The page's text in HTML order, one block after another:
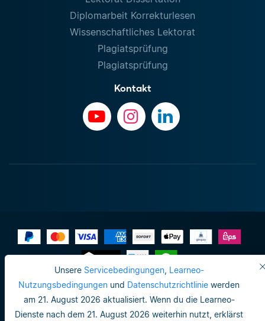
Unsere Servicebedingungen, Learneo-
Nutzungsbedingungen und Datenschutzrichtlinie werden
am 21. August 2026 aktualisiert. Wenn du die Learneo-
Dienste nach dem 21. August 2026 weiterhin nutzt, erklärst
Diplomarbeit Korrekturlesen
Wissenschaftliches Lektorat
Plagiatsprüfung
Plagiatsprüfung
Kontakt
Impressum
Datenschutzrichtlinie